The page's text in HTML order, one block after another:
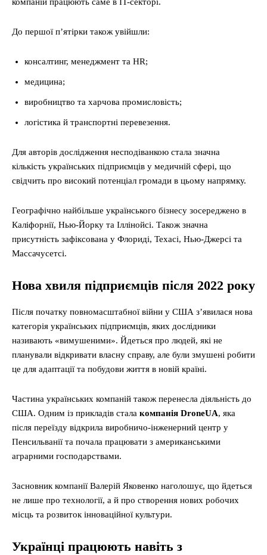
компаній працюють саме в IT-секторі.
До першої п’ятірки також увійшли:
консалтинг, менеджмент та HR;
медицина;
виробництво та харчова промисловість;
логістика й транспортні перевезення.
Для авторів дослідження несподіванкою стала значна
кількість українських підприємців у медичній сфері, що
свідчить про високий потенціал громади в цьому напрямку.
Географічно найбільше українського бізнесу зосереджено в
Каліфорнії, Нью-Йорку та Іллінойсі. Також значна
присутність зафіксована у Флориді, Техасі, Нью-Джерсі та
Массачусетсі.
Нова хвиля підприємців після 2022 року
Після початку повномасштабної війни у США з’явилася нова
категорія українських підприємців, яких дослідники
називають «вимушеними». Йдеться про людей, які не
планували відкривати власну справу, але були змушені робити
це для адаптації та побудови життя в новій країні.
Частина українських компаній також перенесла діяльність до
США. Одним із прикладів стала компанія DroneUA, яка
після переїзду відкрила виробничо-інженерний центр у
Пенсильванії та почала працювати з американськими
аграрними господарствами.
Засновник компанії Валерій Яковенко наголошує, що йдеться
не лише про технології, а й про створення нових робочих
місць та розвиток інноваційної культури.
Українці працюють навіть з